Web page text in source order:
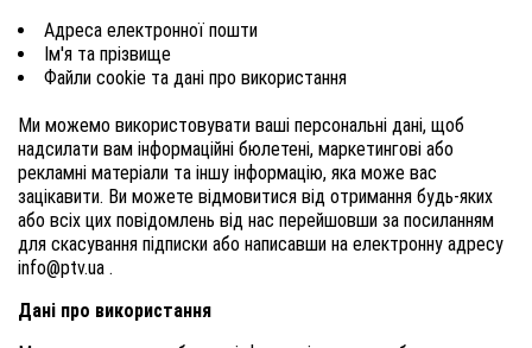
Адреса електронної пошти
Ім'я та прізвище
Файли cookie та дані про використання
Ми можемо використовувати ваші персональні дані, щоб
надсилати вам інформаційні бюлетені, маркетингові або
рекламні матеріали та іншу інформацію, яка може вас
зацікавити. Ви можете відмовитися від отримання будь-яких
або всіх цих повідомлень від нас перейшовши за посиланням
для скасування підписки або написавши на електронну адресу
info@ptv.ua .
Дані про використання